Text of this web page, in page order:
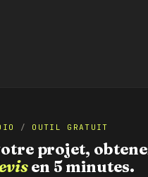
/ OUTIL GRATUIT
projet,
en 5 minutes.